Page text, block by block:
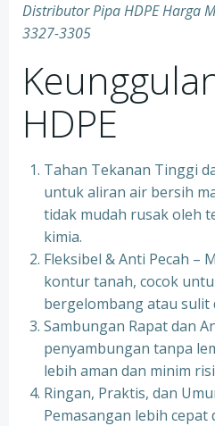
Distributor Pipa HDPE Harga
3327-3305
HDPE
Tahan Tekanan Tinggi
untuk aliran air bersih
tidak mudah rusak oleh
kimia.
Fleksibel & Anti Pecah –
kontur tanah, cocok
bergelombang atau sulit
Sambungan Rapat dan
penyambungan tanpa
lebih aman dan minim
Ringan, Praktis, dan
Pemasangan lebih